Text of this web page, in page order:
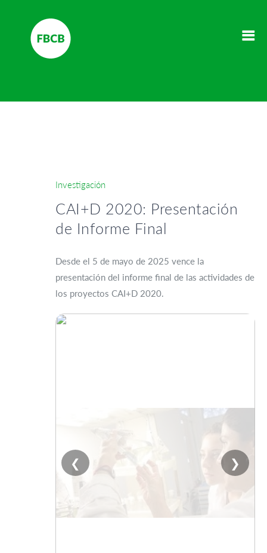
Investigación
CAI+D 2020: Presentación
de Informe Final
Desde el 5 de mayo de 2025 vence la
presentación del informe final de las actividades de
los proyectos CAI+D 2020.
❮ ❯